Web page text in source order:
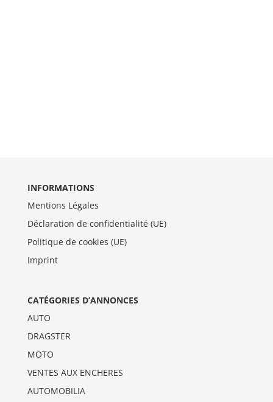
INFORMATIONS
Mentions Légales
Déclaration de confidentialité (UE)
Politique de cookies (UE)
Imprint
CATÉGORIES D’ANNONCES
AUTO
DRAGSTER
MOTO
VENTES AUX ENCHERES
AUTOMOBILIA